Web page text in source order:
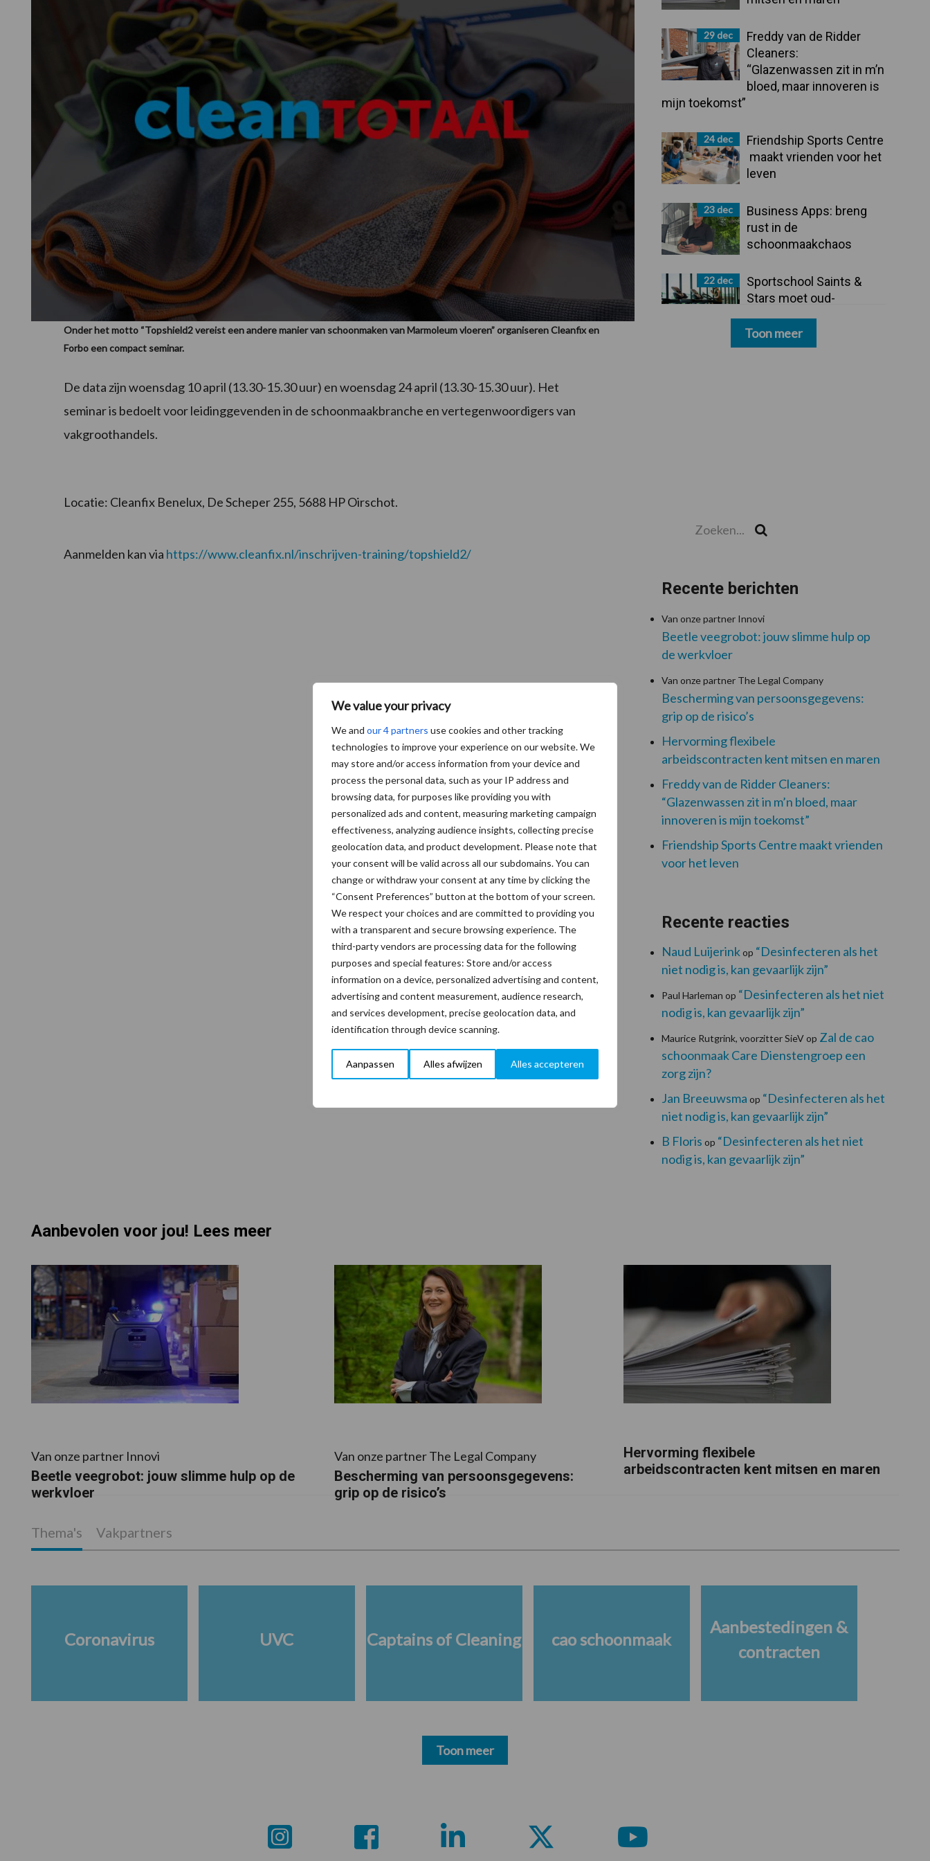
We value your privacy
We and our 4 partners use cookies and other tracking
technologies to improve your experience on our website. We
may store and/or access information from your device and
process the personal data, such as your IP address and
browsing data, for purposes like providing you with
personalized ads and content, measuring marketing campaign
effectiveness, analyzing audience insights, collecting precise
geolocation data, and product development. Please note that
your consent will be valid across all our subdomains. You can
change or withdraw your consent at any time by clicking the
“Consent Preferences” button at the bottom of your screen.
We respect your choices and are committed to providing you
with a transparent and secure browsing experience. The
third-party vendors are processing data for the following
purposes and special features: Store and/or access
information on a device, personalized advertising and content,
advertising and content measurement, audience research,
and services development, precise geolocation data, and
identification through device scanning.
Aanpassen Alles afwijzen Alles accepteren
Onder het motto “Topshield2 vereist een andere manier van schoonmaken van Marmoleum vloeren” organiseren Cleanfix en
Forbo een compact seminar.
De data zijn woensdag 10 april (13.30-15.30 uur) en woensdag 24 april (13.30-15.30 uur). Het
seminar is bedoelt voor leidinggevenden in de schoonmaakbranche en vertegenwoordigers van
vakgroothandels.
Locatie: Cleanfix Benelux, De Scheper 255, 5688 HP Oirschot.
Aanmelden kan via https://www.cleanfix.nl/inschrijven-training/topshield2/
29 dec
Freddy van de Ridder
Cleaners:
“Glazenwassen zit in m’n
bloed, maar innoveren is
mijn toekomst”
24 dec
Friendship Sports Centre
maakt vrienden voor het
leven
23 dec
Business Apps: breng
rust in de
schoonmaakchaos
22 dec
Sportschool Saints &
Stars moet oud-
betalen
Toon meer
Recente berichten
Van onze partner Innovi
Beetle veegrobot: jouw slimme hulp op
de werkvloer
Van onze partner The Legal Company
Bescherming van persoonsgegevens:
grip op de risico’s
Hervorming flexibele
arbeidscontracten kent mitsen en maren
Freddy van de Ridder Cleaners:
“Glazenwassen zit in m’n bloed, maar
innoveren is mijn toekomst”
Friendship Sports Centre maakt vrienden
voor het leven
Recente reacties
Naud Luijerinkop “Desinfecteren als het
niet nodig is, kan gevaarlijk zijn”
Paul Harleman op “Desinfecteren als het niet
nodig is, kan gevaarlijk zijn”
Maurice Rutgrink, voorzitter SieVop Zal de cao
schoonmaak Care Dienstengroep een
zorg zijn?
Jan Breeuwsma op “Desinfecteren als het
niet nodig is, kan gevaarlijk zijn”
B Floris op “Desinfecteren als het niet
nodig is, kan gevaarlijk zijn”
Aanbevolen voor jou! Lees meer
Van onze partner Innovi
Beetle veegrobot: jouw slimme hulp op de
werkvloer
Van onze partner The Legal Company
Bescherming van persoonsgegevens:
grip op de risico’s
Hervorming flexibele
arbeidscontracten kent mitsen en maren
Thema's Vakpartners
Coronavirus UVC Captains of Cleaning cao schoonmaak
Aanbestedingen &
contracten
Toon meer